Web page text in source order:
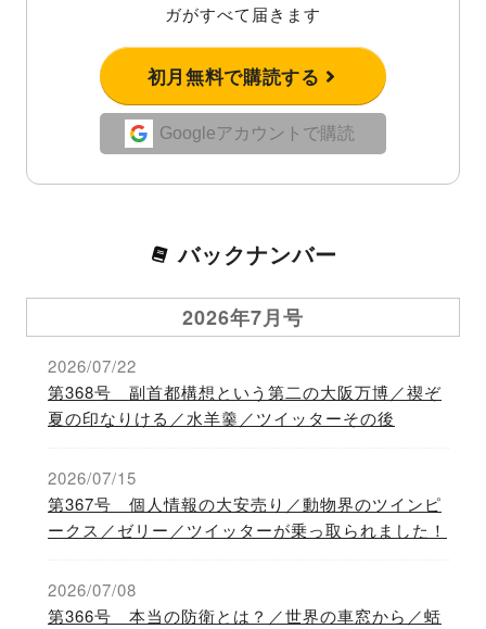
ガがすべて届きます
初月無料で購読する
Googleアカウントで購読
バックナンバー
2026年7月号
2026/07/22
第368号 副首都構想という第二の大阪万博／禊ぞ
夏の印なりける／水羊羹／ツイッターその後
2026/07/15
第367号 個人情報の大安売り／動物界のツインピ
ークス／ゼリー／ツイッターが乗っ取られました！
2026/07/08
第366号 本当の防衛とは？／世界の車窓から／蛞